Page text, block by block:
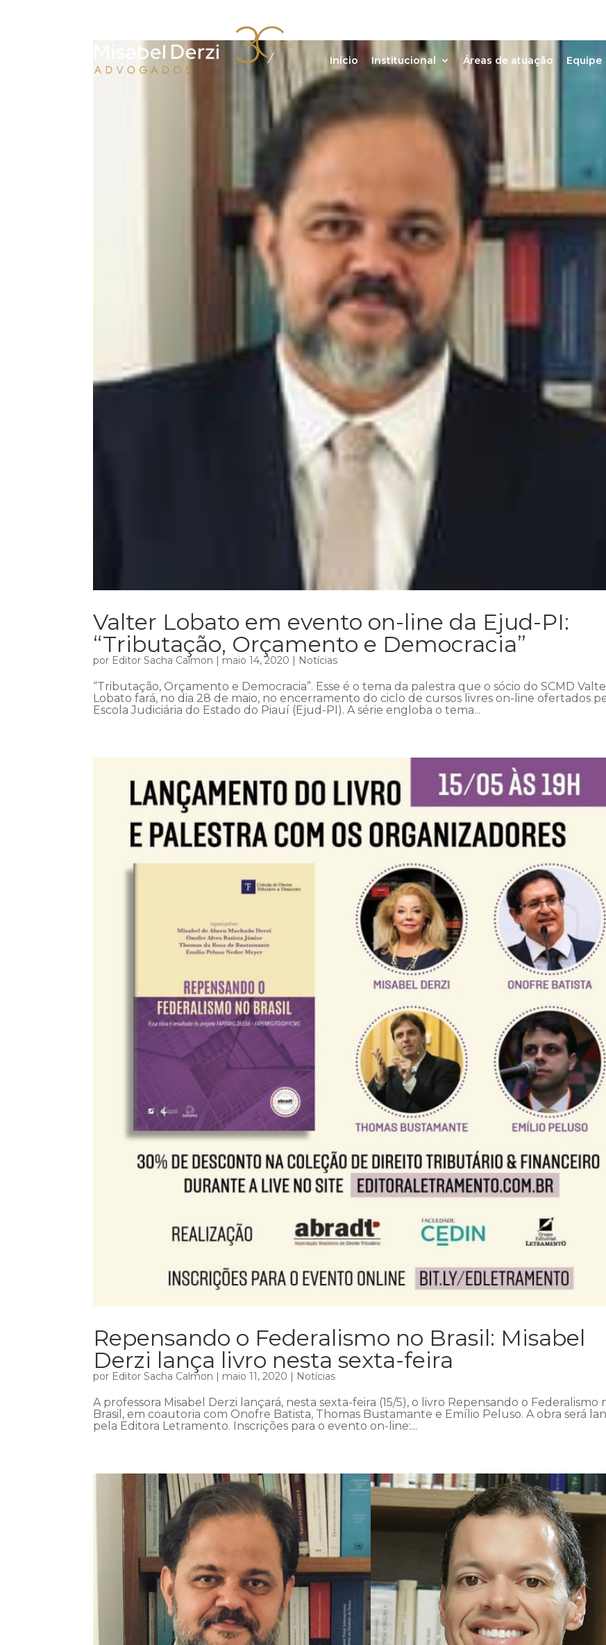
Início Institucional Áreas de atuação Equipe
Valter Lobato em evento on-line da Ejud-PI:
“Tributação, Orçamento e Democracia”
por Editor Sacha Calmon | maio 14, 2020 | Notícias
“Tributação, Orçamento e Democracia”. Esse é o tema da palestra que o sócio do SCMD
Lobato fará, no dia 28 de maio, no encerramento do ciclo de cursos livres on-line ofertados
Escola Judiciária do Estado do Piauí (Ejud-PI). A série engloba o tema...
Repensando o Federalismo no Brasil: Misabel
Derzi lança livro nesta sexta-feira
por Editor Sacha Calmon | maio 11, 2020 | Notícias
A professora Misabel Derzi lançará, nesta sexta-feira (15/5), o livro Repensando o Federalismo
Brasil, em coautoria com Onofre Batista, Thomas Bustamante e Emílio Peluso. A obra será
pela Editora Letramento. Inscrições para o evento on-line:...